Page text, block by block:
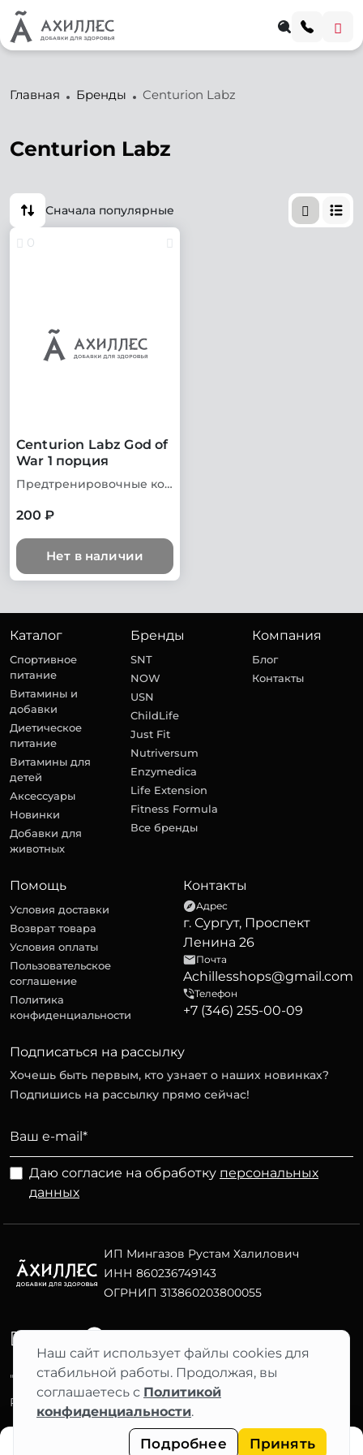
Фильтры
Главная Бренды Centurion Labz
Centurion Labz
Сначала популярные
0
Centurion Labz God of
War 1 порция
Предтренировочные комплексы
200 ₽
Нет в наличии
Наш сайт использует файлы cookies для
стабильной работы. Продолжая, вы
соглашаетесь с Политикой
конфиденциальности.
Подробнее Принять
Каталог
Спортивное
питание
Витамины и
добавки
Диетическое
питание
Витамины для
детей
Аксессуары
Новинки
Добавки для
животных
Бренды
SNT
NOW
USN
ChildLife
Just Fit
Nutriversum
Enzymedica
Life Extension
Fitness Formula
Все бренды
Компания
Блог
Контакты
Помощь
Условия доставки
Возврат товара
Условия оплаты
Пользовательское
соглашение
Политика
конфиденциальности
Контакты
Адрес
г. Сургут, Проспект
Ленина 26
Почта
Achillesshops@gmail.com
Телефон
+7 (346) 255-00-09
Подписаться на рассылку
Хочешь быть первым, кто узнает о наших новинках?
Подпишись на рассылку прямо сейчас!
Даю согласие на обработку персональных
данных
ИП Мингазов Рустам Халилович
ИНН 860236749143
ОГРНИП 313860203800055
"АХИЛЛЕС" 2012–2026 ©
Разработка сайта Nuts Digital